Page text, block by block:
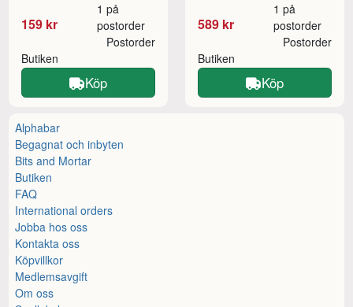
159 kr
1 på
postorder
Butiken
Postorder
Köp
589 kr
1 på
postorder
Butiken
Postorder
Köp
Alphabar
Begagnat och inbyten
Bits and Mortar
Butiken
FAQ
International orders
Jobba hos oss
Kontakta oss
Köpvillkor
Medlemsavgift
Om oss